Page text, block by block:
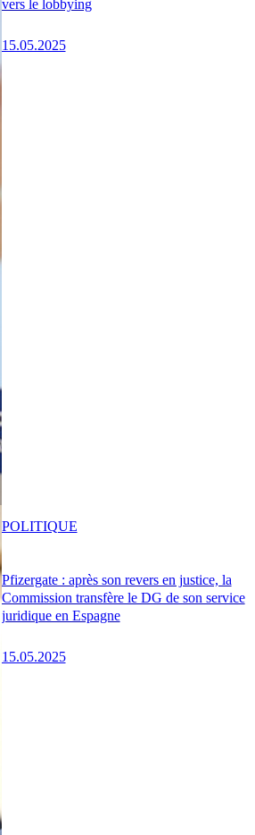
vers le lobbying
15.05.2025
Pfizergate : après son revers en justice, la
Commission transfère le DG de son service
juridique en Espagne
15.05.2025
POLITIQUE